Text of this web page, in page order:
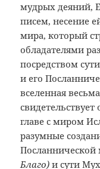
мудрых деяний,
писем, несение
мира, который
обладателями
посредством
и его
вселенная
свидетельствует
главе с миром
разумные
Благо) и сути